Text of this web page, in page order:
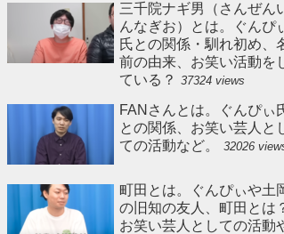
三千院ナギ男（さんぜん
んなぎお）とは。ぐんぴ
氏との関係・馴れ初め、
前の由来、お笑い活動を
ている？ 37324 views
FANさんとは。ぐんぴぃ
との関係、お笑い芸人と
ての活動など。
32026
町田とは。ぐんぴぃや土
の旧知の友人、町田とは
お笑い芸人としての活動